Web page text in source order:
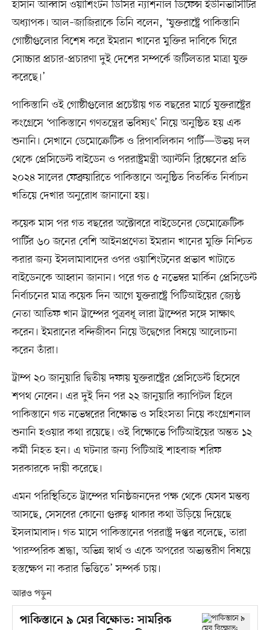
হাসান আব্বাস ওয়াশিংটন ডিসির ন্যাশনাল ডিফেন্স ইউনিভার্সিটির
অধ্যাপক। আল–জাজিরাকে তিনি বলেন, ‘যুক্তরাষ্ট্রে পাকিস্তানি
গোষ্ঠীগুলোর বিশেষ করে ইমরান খানের মুক্তির দাবিকে ঘিরে
সোচ্চার প্রচার-প্রচারণা দুই দেশের সম্পর্কে জটিলতার মাত্রা যুক্ত
করেছে।’
পাকিস্তানি ওই গোষ্ঠীগুলোর প্রচেষ্টায় গত বছরের মার্চে যুক্তরাষ্ট্রের
কংগ্রেসে ‘পাকিস্তানে গণতন্ত্রের ভবিষ্যৎ’ নিয়ে অনুষ্ঠিত হয় এক
শুনানি। সেখানে ডেমোক্রেটিক ও রিপাবলিকান পার্টি—উভয় দল
থেকে প্রেসিডেন্ট বাইডেন ও পররাষ্ট্রমন্ত্রী অ্যান্টনি ব্লিঙ্কেনের প্রতি
২০২৪ সালের ফেব্রুয়ারিতে পাকিস্তানে অনুষ্ঠিত বিতর্কিত নির্বাচন
খতিয়ে দেখার অনুরোধ জানানো হয়।
কয়েক মাস পর গত বছরের অক্টোবরে বাইডেনের ডেমোক্রেটিক
পার্টির ৬০ জনের বেশি আইনপ্রণেতা ইমরান খানের মুক্তি নিশ্চিত
করার জন্য ইসলামাবাদের ওপর ওয়াশিংটনের প্রভাব খাটাতে
বাইডেনকে আহ্বান জানান। পরে গত ৫ নভেম্বর মার্কিন প্রেসিডেন্ট
নির্বাচনের মাত্র কয়েক দিন আগে যুক্তরাষ্ট্রে পিটিআইয়ের জ্যেষ্ঠ
নেতা আতিফ খান ট্রাম্পের পুত্রবধূ লারা ট্রাম্পের সঙ্গে সাক্ষাৎ
করেন। ইমরানের বন্দিজীবন নিয়ে উদ্বেগের বিষয়ে আলোচনা
করেন তাঁরা।
ট্রাম্প ২০ জানুয়ারি দ্বিতীয় দফায় যুক্তরাষ্ট্রের প্রেসিডেন্ট হিসেবে
শপথ নেবেন। এর দুই দিন পর ২২ জানুয়ারি ক্যাপিটল হিলে
পাকিস্তানে গত নভেম্বরের বিক্ষোভ ও সহিংসতা নিয়ে কংগ্রেশনাল
শুনানি হওয়ার কথা রয়েছে। ওই বিক্ষোভে পিটিআইয়ের অন্তত ১২
কর্মী নিহত হন। এ ঘটনার জন্য পিটিআই শাহবাজ শরিফ
সরকারকে দায়ী করেছে।
এমন পরিস্থিতিতে ট্রাম্পের ঘনিষ্ঠজনদের পক্ষ থেকে যেসব মন্তব্য
আসছে, সেসবের কোনো গুরুত্ব থাকার কথা উড়িয়ে দিয়েছে
ইসলামাবাদ। গত মাসে পাকিস্তানের পররাষ্ট্র দপ্তর বলেছে, তারা
‘পারস্পরিক শ্রদ্ধা, অভিন্ন স্বার্থ ও একে অপরের অভ্যন্তরীণ বিষয়ে
হস্তক্ষেপ না করার ভিত্তিতে’ সম্পর্ক চায়।
আরও পড়ুন
পাকিস্তানে ৯ মের বিক্ষোভ: সামরিক